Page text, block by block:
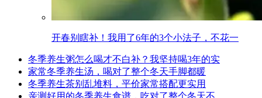
开春别瞎补！我用了6年的3个小法子，不花一
冬季养生粥怎么喝才不白补？我坚持喝3年的实
家常冬季养生汤，喝对了整个冬天手脚都暖
冬季养生茶别乱堆料，平价家常搭配更实用
亲测好用的冬季养生食谱，吃对了整个冬天不